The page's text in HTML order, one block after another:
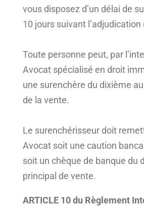
vous disposez d’un délai de
10 jours suivant l’adjudication
Toute personne peut, par
Avocat spécialisé en droit
une surenchère du dixième
de la vente.
Le surenchérisseur doit
Avocat soit une caution
soit un chèque de banque du
principal de vente.
ARTICLE 10du Règlement